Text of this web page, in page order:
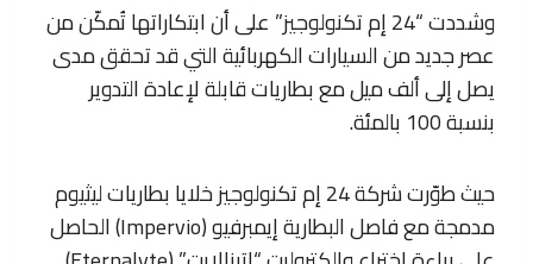
وشددت “24 إم تكنولوجيز” على أن ابتكاراتها تُمكّن من
عصر جديد من السيارات الكهربائية التي قد تحقق مدى
يصل إلى ألف ميل مع بطاريات قابلة لإعادة التدوير
بنسبة 100 بالمئة.
حيث طوّرت شركة 24 إم تكنولوجيز خلايا بطاريات ليثيوم
مدمجة مع فاصل البطارية إيمبرفيو (Impervio) الحاصل